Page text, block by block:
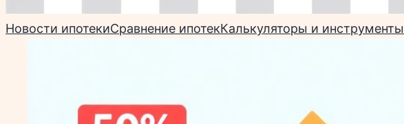
Новости ипотекиСравнение ипотекКалькуляторы и инструменты